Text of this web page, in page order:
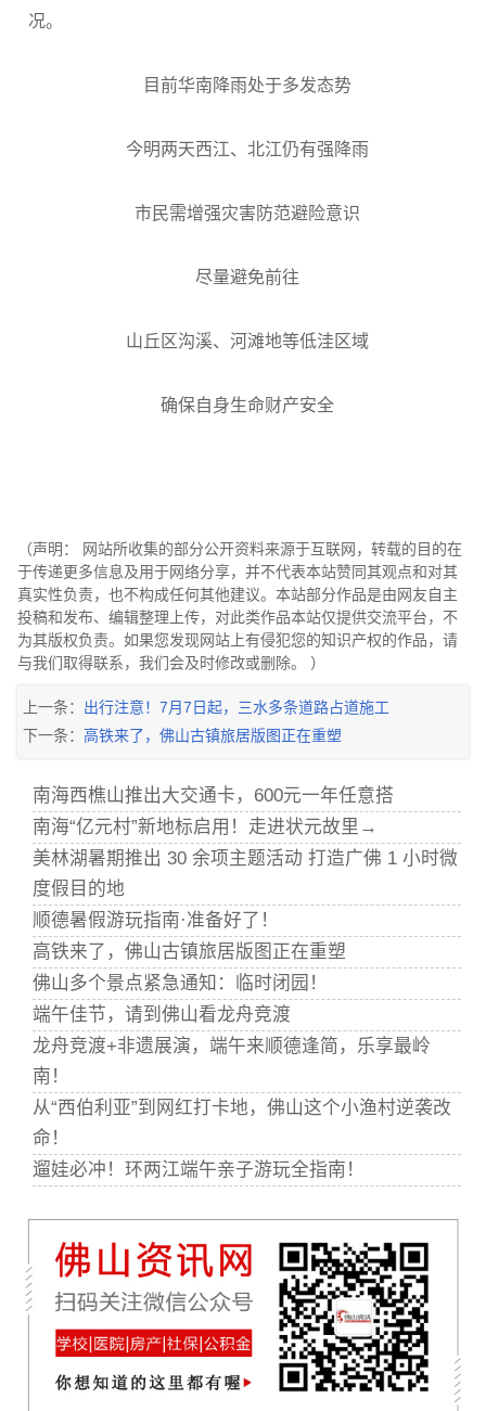
况。
目前华南降雨处于多发态势
今明两天西江、北江仍有强降雨
市民需增强灾害防范避险意识
尽量避免前往
山丘区沟溪、河滩地等低洼区域
确保自身生命财产安全
（声明： 网站所收集的部分公开资料来源于互联网，转载的目的在
于传递更多信息及用于网络分享，并不代表本站赞同其观点和对其
真实性负责，也不构成任何其他建议。本站部分作品是由网友自主
投稿和发布、编辑整理上传，对此类作品本站仅提供交流平台，不
为其版权负责。如果您发现网站上有侵犯您的知识产权的作品，请
与我们取得联系，我们会及时修改或删除。 ）
上一条： 出行注意！7月7日起，三水多条道路占道施工
下一条： 高铁来了，佛山古镇旅居版图正在重塑
南海西樵山推出大交通卡，600元一年任意搭
南海“亿元村”新地标启用！走进状元故里→
美林湖暑期推出 30 余项主题活动 打造广佛 1 小时微
度假目的地
顺德暑假游玩指南·准备好了！
高铁来了，佛山古镇旅居版图正在重塑
佛山多个景点紧急通知：临时闭园！
端午佳节，请到佛山看龙舟竞渡
龙舟竞渡+非遗展演，端午来顺德逢简，乐享最岭
南！
从“西伯利亚”到网红打卡地，佛山这个小渔村逆袭改
命！
遛娃必冲！环两江端午亲子游玩全指南！